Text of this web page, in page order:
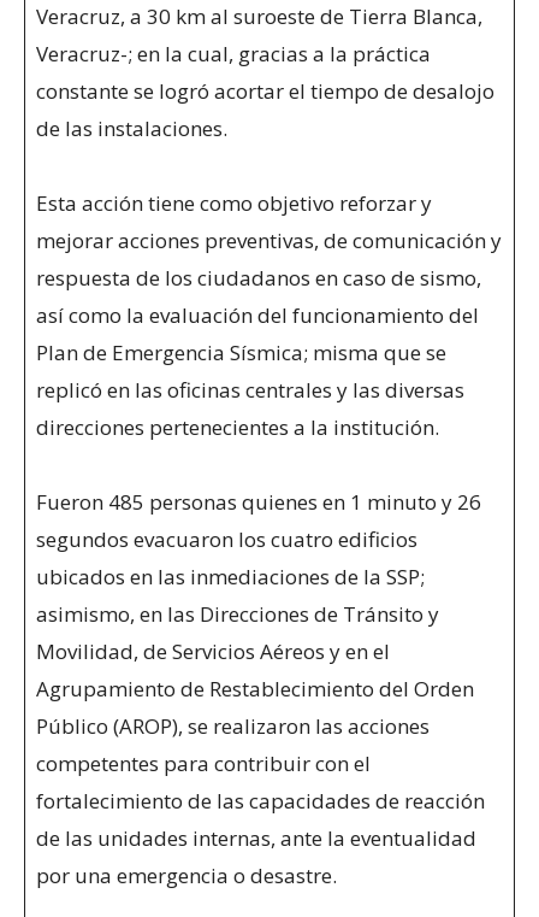
Veracruz, a 30 km al suroeste de Tierra Blanca,
Veracruz-; en la cual, gracias a la práctica
constante se logró acortar el tiempo de desalojo
de las instalaciones.
Esta acción tiene como objetivo reforzar y
mejorar acciones preventivas, de comunicación y
respuesta de los ciudadanos en caso de sismo,
así como la evaluación del funcionamiento del
Plan de Emergencia Sísmica; misma que se
replicó en las oficinas centrales y las diversas
direcciones pertenecientes a la institución.
Fueron 485 personas quienes en 1 minuto y 26
segundos evacuaron los cuatro edificios
ubicados en las inmediaciones de la SSP;
asimismo, en las Direcciones de Tránsito y
Movilidad, de Servicios Aéreos y en el
Agrupamiento de Restablecimiento del Orden
Público (AROP), se realizaron las acciones
competentes para contribuir con el
fortalecimiento de las capacidades de reacción
de las unidades internas, ante la eventualidad
por una emergencia o desastre.